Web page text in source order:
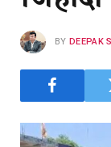
BY DEEPAK